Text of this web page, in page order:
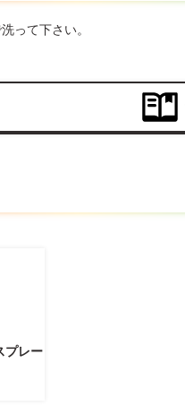
って下さい。
プレー